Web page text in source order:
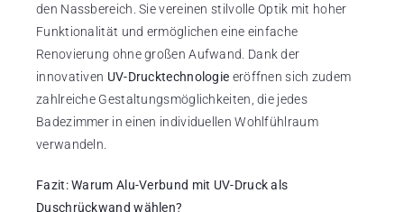
den Nassbereich. Sie vereinen stilvolle Optik mit hoher
Funktionalität und ermöglichen eine einfache
Renovierung ohne großen Aufwand. Dank der
innovativen UV-Drucktechnologie eröffnen sich zudem
zahlreiche Gestaltungsmöglichkeiten, die jedes
Badezimmer in einen individuellen Wohlfühlraum
verwandeln.
Fazit: Warum Alu-Verbund mit UV-Druck als
Duschrückwand wählen?